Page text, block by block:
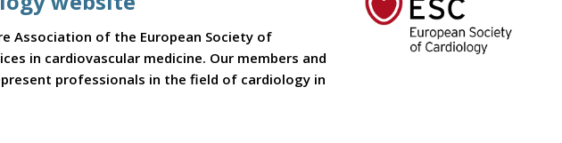
Association of the European Society of
in cardiovascular medicine. Our members and
professionals in the field of cardiology in